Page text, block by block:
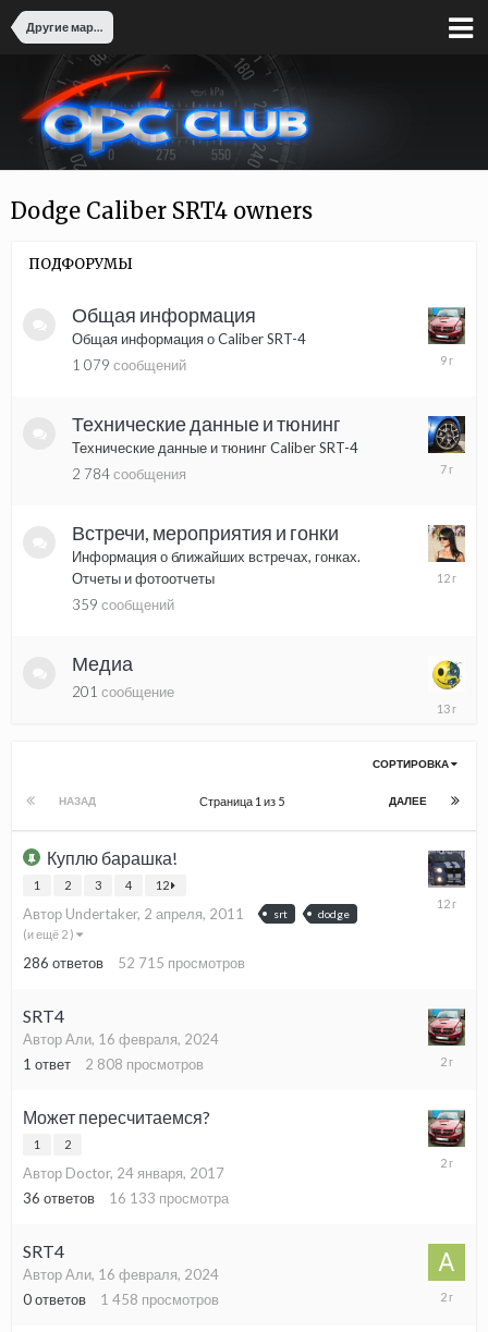
Другие марки
Dodge Caliber SRT4 owners
ПОДФОРУМЫ
Общая информация
Общая информация о Caliber SRT-4
1 079 сообщений
25
Технические данные и тюнинг
Технические данные и тюнинг Caliber SRT-4
2 784сообщения
23
Встречи, мероприятия и гонки
Информация о ближайших встречах, гонках.
Отчеты и фотоотчеты
359 сообщений
15
Медиа
201 сообщение
17
СОРТИРОВКА
НАЗАД ДАЛЕЕ
Страница 1 из 5
Куплю барашка!
1 2 3 4 12
Автор Undertaker, 2 апреля, 2011 srt dodge
(и ещё 2 )
286 ответов 52 715 просмотров
27
SRT4
Автор Али, 16 февраля, 2024
1 ответ 2 808 просмотров
Может пересчитаемся?
1 2
Автор Doctor, 24 января, 2017
36 ответов 16 133 просмотра
SRT4
Автор Али, 16 февраля, 2024
0ответов 1 458 просмотров
16